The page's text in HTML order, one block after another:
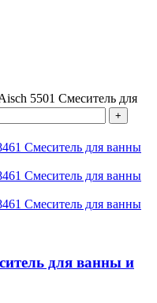
5501 Смеситель для
для ванны и